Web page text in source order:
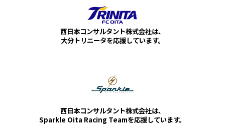
西日本コンサルタント株式会社は、
大分トリニータを応援しています。
西日本コンサルタント株式会社は、
Sparkle Oita Racing Teamを応援しています。